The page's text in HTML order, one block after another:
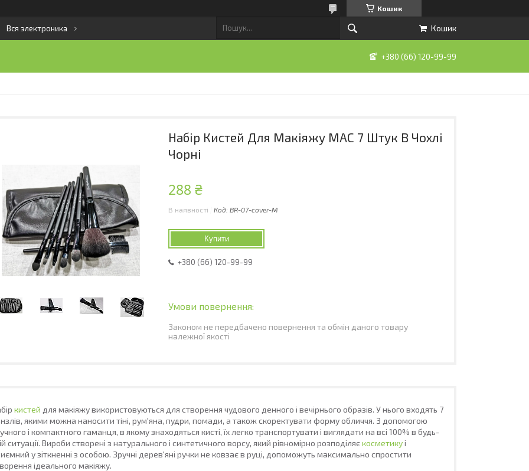
Кошик
Вся электроника Кошик
+380 (66) 120-99-99
Набір Кистей Для Макіяжу MAC 7 Штук В Чохлі
Чорні
288 ₴
В наявності Код: BR-07-cover-M
Купити
+380 (66) 120-99-99
Законом не передбачено повернення та обмін даного товару
належної якості
кистей для макіяжу використовуються для створення чудового денного і вечірнього образів. У нього входять 7
якими можна наносити тіні, рум'яна, пудри, помади, а також скоректувати форму обличчя. З допомогою
і компактного гаманця, в якому знаходяться кисті, їх легко транспортувати і виглядати на всі 100% в будь-
ситуації. Вироби створені з натурального і синтетичного ворсу, який рівномірно розподіляєкосметикуі
у зіткненні з особою. Зручні дерев'яні ручки не ковзає в руці, допоможуть максимально спростити
ідеального макіяжу.